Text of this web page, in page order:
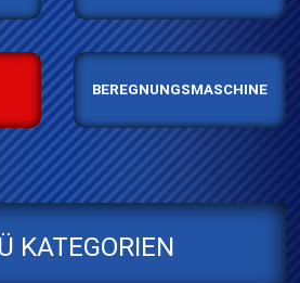
BEREGNUNGSMASCHINE
KATEGORIEN